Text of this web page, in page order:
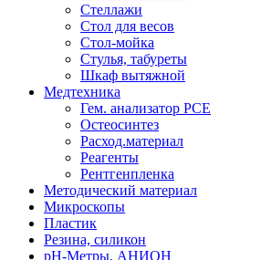
Стеллажи
Стол для весов
Стол-мойка
Стулья, табуреты
Шкаф вытяжной
Медтехника
Гем. анализатор РСЕ
Остеосинтез
Расход.материал
Реагенты
Рентгенпленка
Методический материал
Микроскопы
Пластик
Резина, силикон
рН-Метры, АНИОН